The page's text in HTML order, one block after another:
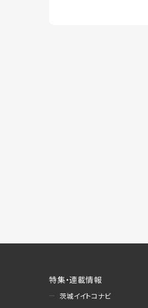
特集・連載情報
茨城イイトコナビ